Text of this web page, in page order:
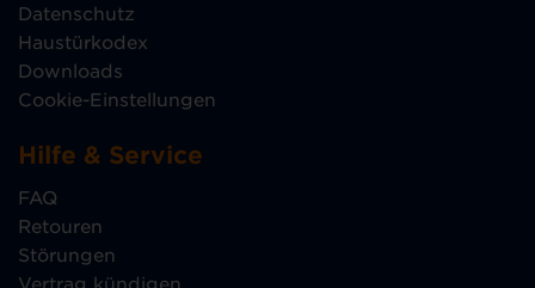
Datenschutz
Haustürkodex
Downloads
Cookie-Einstellungen
Hilfe & Service
FAQ
Retouren
Störungen
Vertrag kündigen